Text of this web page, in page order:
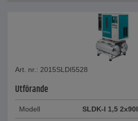
Art. nr.: 2015SLDI5528
Utförande
Modell SLDK-I 1,5 2x90l